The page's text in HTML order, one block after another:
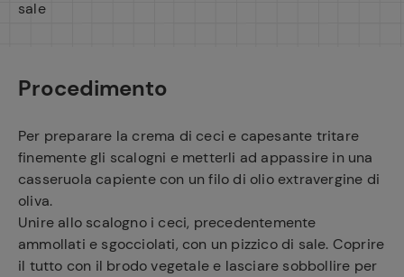
sale
Procedimento
Per preparare la crema di ceci e capesante tritare
finemente gli scalogni e metterli ad appassire in una
casseruola capiente con un filo di olio extravergine di
oliva.
Unire allo scalogno i ceci, precedentemente
ammollati e sgocciolati, con un pizzico di sale. Coprire
il tutto con il brodo vegetale e lasciare sobbollire per